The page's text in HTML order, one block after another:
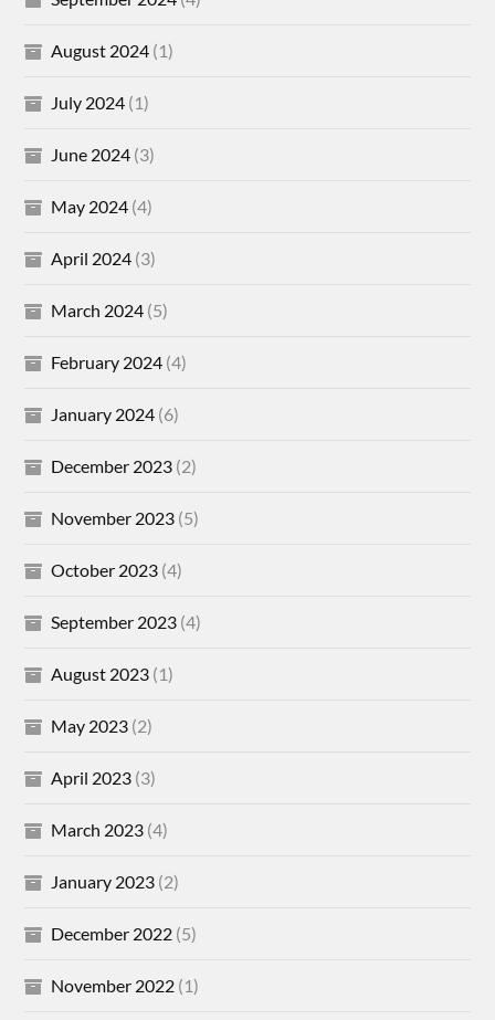
August 2024 (1)
July 2024 (1)
June 2024 (3)
May 2024 (4)
April 2024 (3)
March 2024 (5)
February 2024 (4)
January 2024 (6)
December 2023 (2)
November 2023 (5)
October 2023 (4)
September 2023 (4)
August 2023 (1)
May 2023 (2)
April 2023 (3)
March 2023 (4)
January 2023 (2)
December 2022 (5)
November 2022 (1)